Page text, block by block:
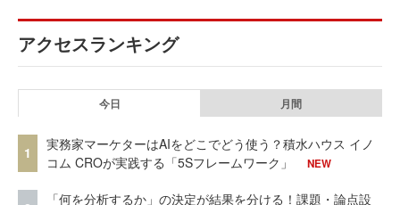
アクセスランキング
今日 月間
1
実務家マーケターはAIをどこでどう使う？積水ハウス イノ
コム CROが実践する「5Sフレームワーク」
NEW
「何を分析するか」の決定が結果を分ける！課題・論点設